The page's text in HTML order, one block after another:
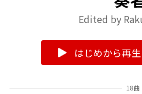
Edited by
はじめから再生
18曲